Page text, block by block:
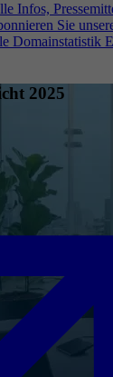
Infos,
Sie
Domainstatistik
2025